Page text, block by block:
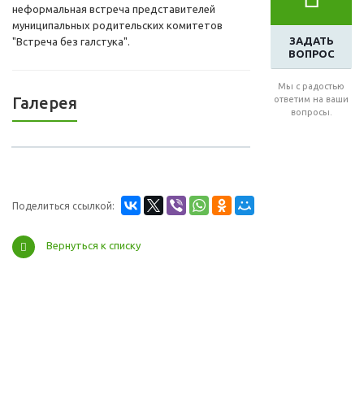
ЗАДАТЬ
ВОПРОС
Мы с радостью
ответим на ваши
вопросы.
неформальная встреча представителей
муниципальных родительских комитетов
"Встреча без галстука".
Галерея
Поделиться ссылкой:
Вернуться к списку